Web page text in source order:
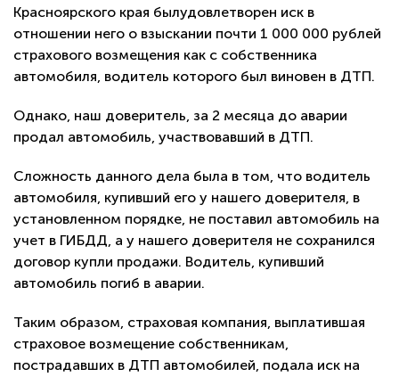
Красноярского края былудовлетворен иск в
отношении него о взыскании почти 1 000 000 рублей
страхового возмещения как с собственника
автомобиля, водитель которого был виновен в ДТП.
Однако, наш доверитель, за 2 месяца до аварии
продал автомобиль, участвовавший в ДТП.
Сложность данного дела была в том, что водитель
автомобиля, купивший его у нашего доверителя, в
установленном порядке, не поставил автомобиль на
учет в ГИБДД, а у нашего доверителя не сохранился
договор купли продажи. Водитель, купивший
автомобиль погиб в аварии.
Таким образом, страховая компания, выплатившая
страховое возмещение собственникам,
пострадавших в ДТП автомобилей, подала иск на